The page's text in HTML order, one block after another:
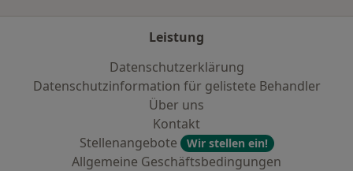
Leistung
Datenschutzerklärung
Datenschutzinformation für gelistete Behandler
Über uns
Kontakt
Stellenangebote
Wir stellen ein!
Allgemeine Geschäftsbedingungen